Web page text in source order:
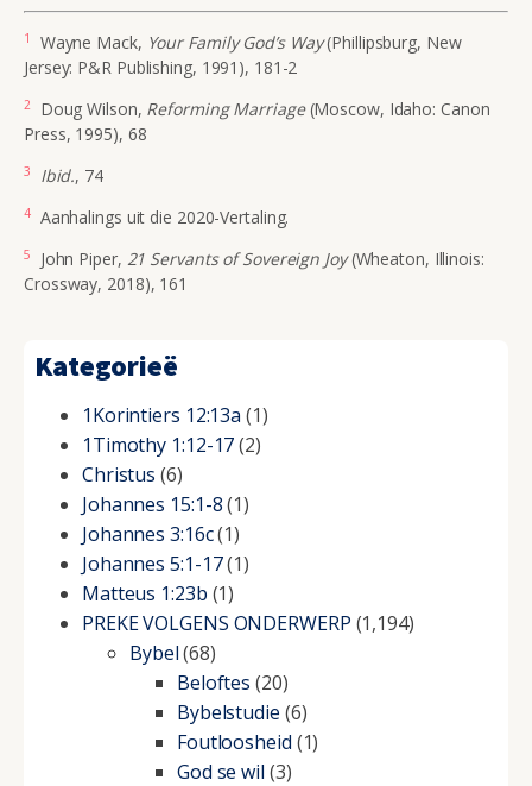
1 Wayne Mack, Your Family God’s Way(Phillipsburg, New
Jersey: P&R Publishing, 1991), 181-2
2Doug Wilson, Reforming Marriage(Moscow, Idaho: Canon
Press, 1995), 68
3 Ibid., 74
4Aanhalings uit die 2020-Vertaling.
5 John Piper, 21 Servants of Sovereign Joy(Wheaton, Illinois:
Crossway, 2018), 161
Kategorieë
1Korintiers 12:13a (1)
1Timothy 1:12-17(2)
Christus (6)
Johannes 15:1-8(1)
Johannes 3:16c(1)
Johannes 5:1-17(1)
Matteus 1:23b (1)
PREKE VOLGENS ONDERWERP (1,194)
Bybel(68)
Beloftes (20)
Bybelstudie (6)
Foutloosheid (1)
God se wil (3)